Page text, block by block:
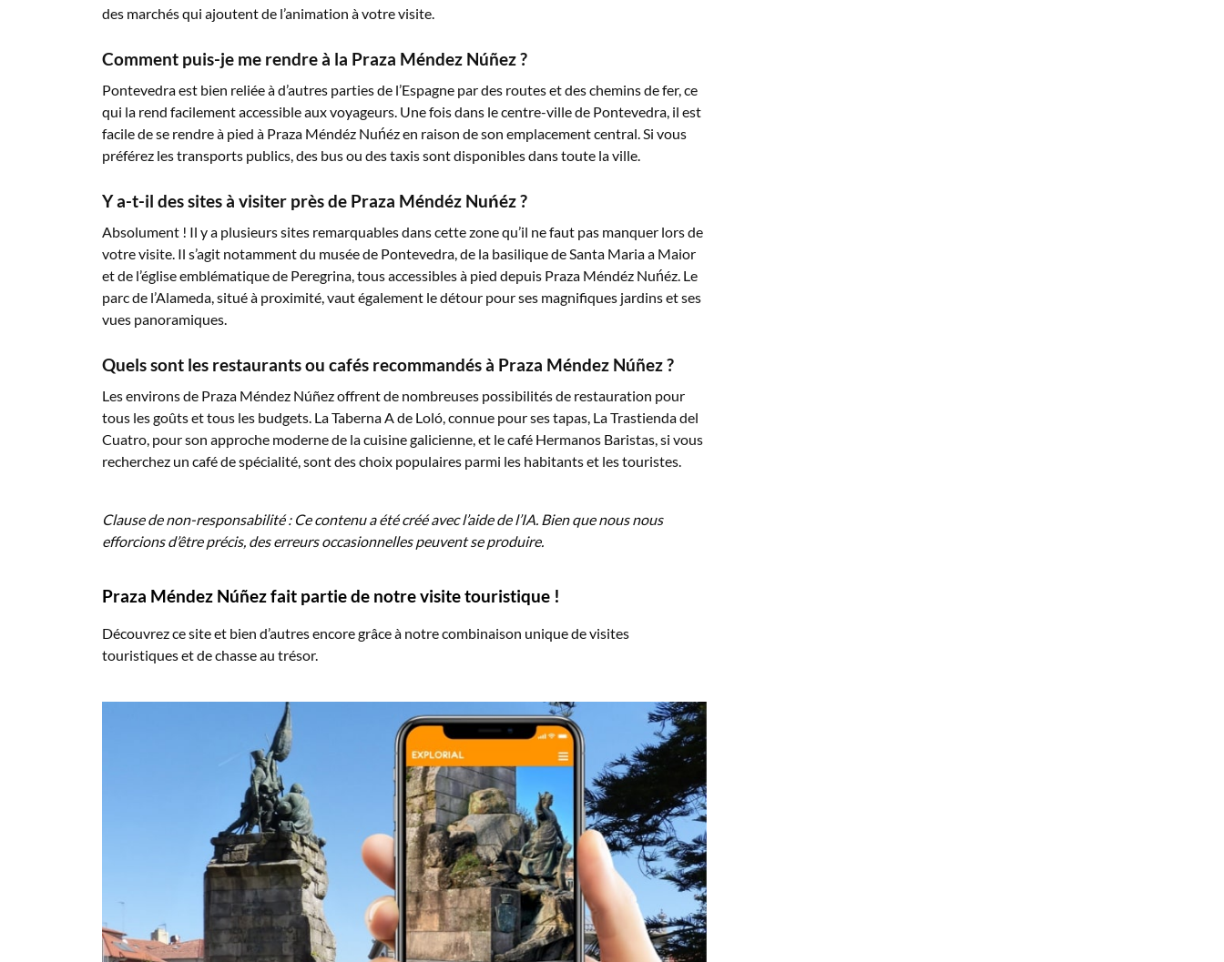
des marchés qui ajoutent de l’animation à votre visite.
Comment puis-je me rendre à la Praza Méndez Núñez ?
Pontevedra est bien reliée à d’autres parties de l’Espagne par des routes et des chemins de fer, ce
qui la rend facilement accessible aux voyageurs. Une fois dans le centre-ville de Pontevedra, il est
facile de se rendre à pied à Praza Méndéz Nuńéz en raison de son emplacement central. Si vous
préférez les transports publics, des bus ou des taxis sont disponibles dans toute la ville.
Y a-t-il des sites à visiter près de Praza Méndéz Nuńéz ?
Absolument ! Il y a plusieurs sites remarquables dans cette zone qu’il ne faut pas manquer lors de
votre visite. Il s’agit notamment du musée de Pontevedra, de la basilique de Santa Maria a Maior
et de l’église emblématique de Peregrina, tous accessibles à pied depuis Praza Méndéz Nuńéz. Le
parc de l’Alameda, situé à proximité, vaut également le détour pour ses magnifiques jardins et ses
vues panoramiques.
Quels sont les restaurants ou cafés recommandés à Praza Méndez Núñez ?
Les environs de Praza Méndez Núñez offrent de nombreuses possibilités de restauration pour
tous les goûts et tous les budgets. La Taberna A de Loló, connue pour ses tapas, La Trastienda del
Cuatro, pour son approche moderne de la cuisine galicienne, et le café Hermanos Baristas, si vous
recherchez un café de spécialité, sont des choix populaires parmi les habitants et les touristes.
Clause de non-responsabilité : Ce contenu a été créé avec l’aide de l’IA. Bien que nous nous
efforcions d’être précis, des erreurs occasionnelles peuvent se produire.
Praza Méndez Núñez fait partie de notre visite touristique !
Découvrez ce site et bien d’autres encore grâce à notre combinaison unique de visites
touristiques et de chasse au trésor.